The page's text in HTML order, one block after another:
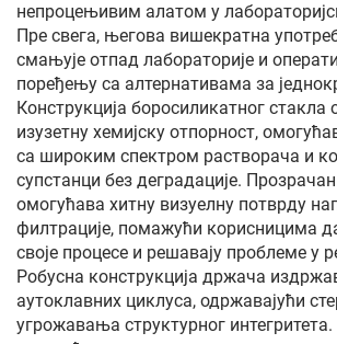
непроцењивим алатом у
Пре свега, његова вишекратна
смањује отпад лабораторије и
поређењу са алтернативама за
Конструкција боросиликатног стакла
изузетну хемијску отпорност,
са широким спектром растворача и
супстанци без деградације. Прозрачан
омогућава хитну визуелну потврду
филтрације, помажући корисницима
своје процесе и решавају проблеме у
Робусна конструкција држача
аутоклавних циклуса, одржавајући
угрожавања структурног